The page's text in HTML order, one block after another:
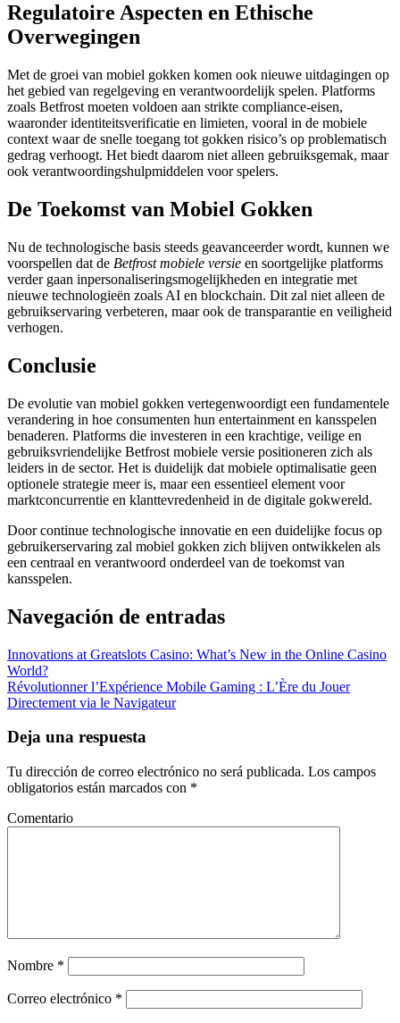
Regulatoire Aspecten en Ethische
Overwegingen
Met de groei van mobiel gokken komen ook nieuwe uitdagingen op
het gebied van regelgeving en verantwoordelijk spelen. Platforms
zoals Betfrost moeten voldoen aan strikte compliance-eisen,
waaronder identiteitsverificatie en limieten, vooral in de mobiele
context waar de snelle toegang tot gokken risico’s op problematisch
gedrag verhoogt. Het biedt daarom niet alleen gebruiksgemak, maar
ook verantwoordingshulpmiddelen voor spelers.
De Toekomst van Mobiel Gokken
Nu de technologische basis steeds geavanceerder wordt, kunnen we
voorspellen dat de Betfrost mobiele versie en soortgelijke platforms
verder gaan inpersonaliseringsmogelijkheden en integratie met
nieuwe technologieën zoals AI en blockchain. Dit zal niet alleen de
gebruikservaring verbeteren, maar ook de transparantie en veiligheid
verhogen.
Conclusie
De evolutie van mobiel gokken vertegenwoordigt een fundamentele
verandering in hoe consumenten hun entertainment en kansspelen
benaderen. Platforms die investeren in een krachtige, veilige en
gebruiksvriendelijke Betfrost mobiele versie positioneren zich als
leiders in de sector. Het is duidelijk dat mobiele optimalisatie geen
optionele strategie meer is, maar een essentieel element voor
marktconcurrentie en klanttevredenheid in de digitale gokwereld.
Door continue technologische innovatie en een duidelijke focus op
gebruikerservaring zal mobiel gokken zich blijven ontwikkelen als
een centraal en verantwoord onderdeel van de toekomst van
kansspelen.
Navegación de entradas
Innovations at Greatslots Casino: What’s New in the Online Casino
World?
Révolutionner l’Expérience Mobile Gaming : L’Ère du Jouer
Directement via le Navigateur
Deja una respuesta
Tu dirección de correo electrónico no será publicada. Los campos
obligatorios están marcados con *
Comentario
Nombre *
Correo electrónico *